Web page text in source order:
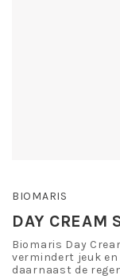
BIOMARIS
DAY CREAM
Biomaris Day
vermindert jeuk
daarnaast de